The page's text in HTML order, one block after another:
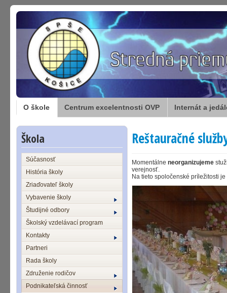
O škole Centrum excelentnosti OVP Internát a
Škola
Súčasnosť
História školy
Zriaďovateľ školy
Vybavenie školy
Študijné odbory
Školský vzdelávací program
Kontakty
Partneri
Rada školy
Združenie rodičov
Podnikateľská činnosť
Reštauračné
Momentálne neorganizujeme
verejnosť.
Na tieto spoločenské príležitosti